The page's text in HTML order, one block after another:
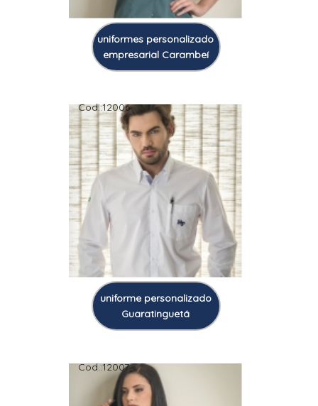
uniformes personalizado
empresarial Carambeí
Cod.:12006
uniforme personalizado
Guaratinguetá
Cod.:12007